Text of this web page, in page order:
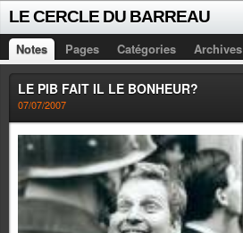
LE CERCLE DU BARREAU
Notes Pages Catégories Archives
LE PIB FAIT IL LE BONHEUR?
07/07/2007